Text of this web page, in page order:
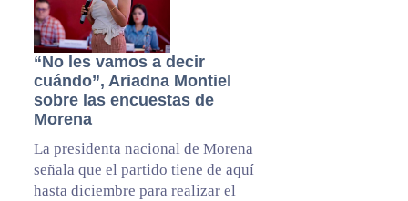
“No les vamos a decir
cuándo”, Ariadna Montiel
sobre las encuestas de
Morena
La presidenta nacional de Morena
señala que el partido tiene de aquí
hasta diciembre para realizar el